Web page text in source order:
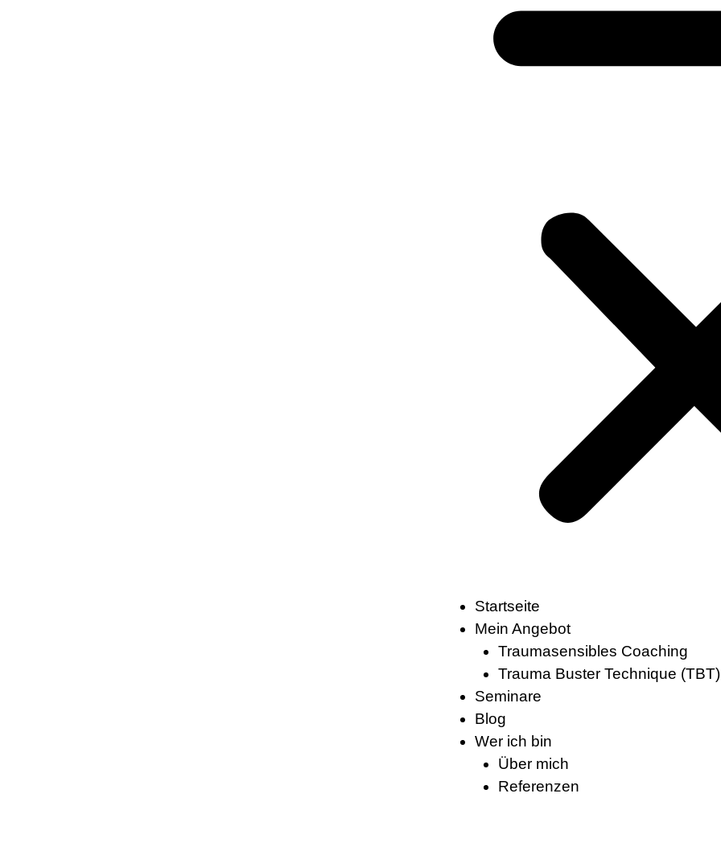
Startseite
Mein Angebot
Traumasensibles Coaching
Trauma Buster Technique (TBT)
Seminare
Blog
Wer ich bin
Über mich
Referenzen